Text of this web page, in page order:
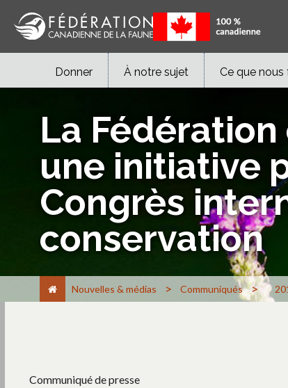
Donner À notre sujet Ce que nous
La
une initiative
Congrès
conservation
Nouvelles & médias > Communiqués >
Communiqué de presse